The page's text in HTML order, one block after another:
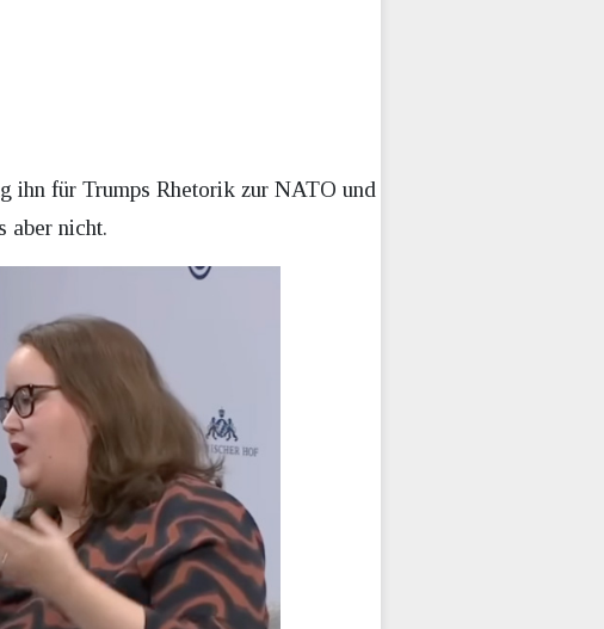
für Trumps Rhetorik zur NATO und
aber nicht.